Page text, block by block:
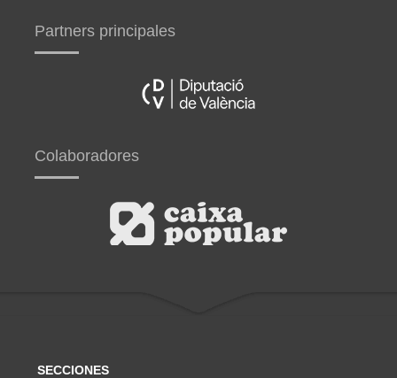
Partners principales
Colaboradores
SECCIONES